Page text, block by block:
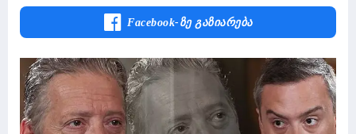
Facebook-Ზე Გაზიარება